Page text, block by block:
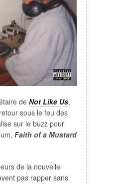
de Not Like Us,
sous le feu des
sur le buzz pour
Faith of a Mustard
de la nouvelle
pas rapper sans